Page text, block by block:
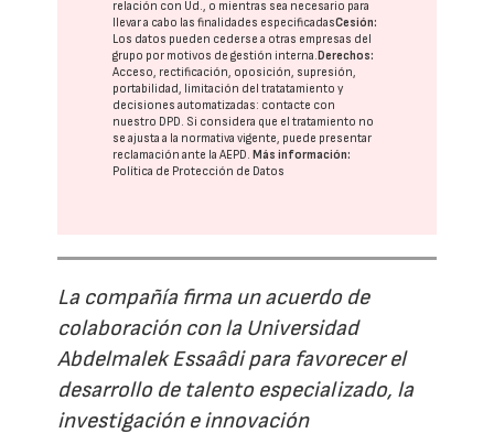
relación con Ud., o mientras sea necesario para
llevar a cabo las finalidades especificadasCesión:
Los datos pueden cederse a otras empresas del
grupo por motivos de gestión interna. Derechos:
Acceso, rectificación, oposición, supresión,
portabilidad, limitación del tratatamiento y
decisiones automatizadas: contacte con
nuestro DPD. Si considera que el tratamiento no
se ajusta a la normativa vigente, puede presentar
reclamación ante laAEPD. Más información:
Política de Protección de Datos
La compañía firma un acuerdo de
colaboración con la Universidad
Abdelmalek Essaâdi para favorecer el
desarrollo de talento especializado, la
investigación e innovación